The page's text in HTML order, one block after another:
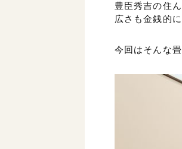
豊臣秀吉の住
広さも金銭的
今回はそんな